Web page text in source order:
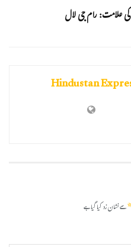
کی علامت: رام جی لال
Hindustan
سے نشان زد کیا گیا ہے